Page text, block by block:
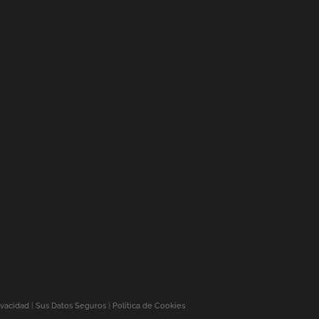
|Sus Datos Seguros Política de Cookies